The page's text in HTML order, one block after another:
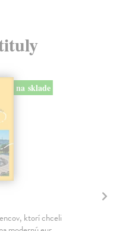
na sklade
ktorí chceli